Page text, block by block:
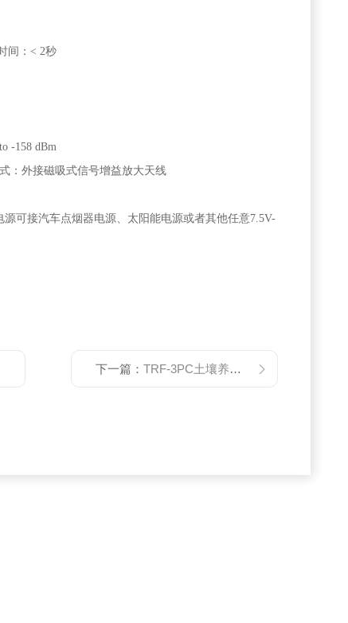
间：< 2秒
-158 dBm
：外接磁吸式信号增益放大天线
可接汽车点烟器电源、太阳能电源或者其他任意7.5V-
下一篇：TRF-3PC土壤养分速测仪土壤化肥速测仪